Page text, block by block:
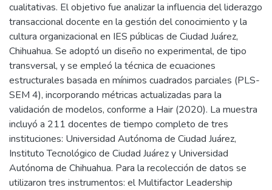
cualitativas. El objetivo fue analizar la influencia del liderazgo
transaccional docente en la gestión del conocimiento y la
cultura organizacional en IES públicas de Ciudad Juárez,
Chihuahua. Se adoptó un diseño no experimental, de tipo
transversal, y se empleó la técnica de ecuaciones
estructurales basada en mínimos cuadrados parciales (PLS-
SEM 4), incorporando métricas actualizadas para la
validación de modelos, conforme a Hair (2020). La muestra
incluyó a 211 docentes de tiempo completo de tres
instituciones: Universidad Autónoma de Ciudad Juárez,
Instituto Tecnológico de Ciudad Juárez y Universidad
Autónoma de Chihuahua. Para la recolección de datos se
utilizaron tres instrumentos: el Multifactor Leadership